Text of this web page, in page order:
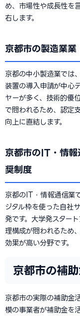
め、市場性や成長性を
右します。
京都市の製造業業
京都の中小製造業では
装置の導入申請が中心
ヤーが多く、技術的優
で問われるため、認定
向上に直結します。
京都市のIT・情報
奨制度
京都のIT・情報通信業
ジタル枠を使った自社
発です。大学発スター
理構成が問われるため
効果が高い分野です。
京都市の補
京都市の実際の補助金
模の事業者が補助金を